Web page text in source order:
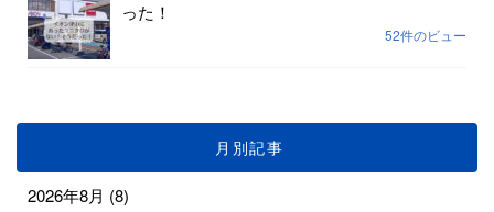
った！
52件のビュー
月別記事
2026年8月 (8)